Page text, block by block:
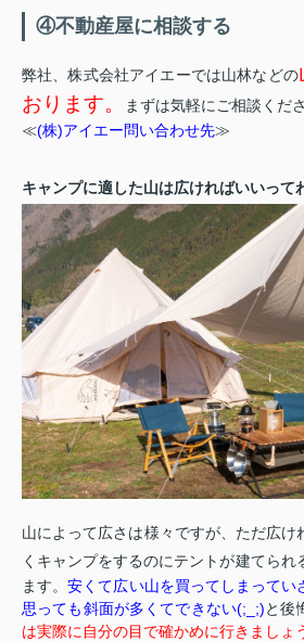
④不動産屋に相談する
弊社、株式会社アイエーでは山林などの
おります。
まずは気軽にご相談くだ
≪(株)アイエー問い合わせ先≫
キャンプに適した山は広ければいいって
山によって広さは様々ですが、ただ広け
くキャンプをするのにテントが建てられ
ます。安くて広い山を買ってしまってい
思っても斜面が多くてできない(;_;)と後
は実際に自分の目で確かめに行きましょ